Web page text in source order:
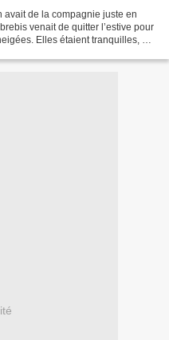
avait de la compagnie juste en
venait de quitter l’estive pour
Elles étaient tranquilles, en